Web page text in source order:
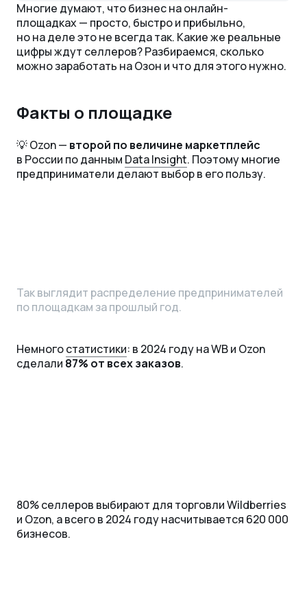
Многие думают, что бизнес на онлайн-
площадках — просто, быстро и прибыльно,
но на деле это не всегда так. Какие же реальные
цифры ждут селлеров? Разбираемся, сколько
можно заработать на Озон и что для этого нужно.
Факты о площадке
💡 Ozon — второй по величине маркетплейс
в России по данным Data Insight. Поэтому многие
предприниматели делают выбор в его пользу.
Так выглядит распределение предпринимателей
по площадкам за прошлый год.
Немногостатистики: в 2024 году на WB и Ozon
сделали 87% от всех заказов.
80% селлеров выбирают для торговли Wildberries
и Ozon, а всего в 2024 году насчитывается 620 000
бизнесов.